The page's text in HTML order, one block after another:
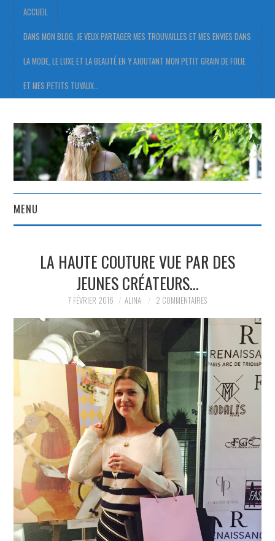
ACCUEIL
DANS MON BLOG, JE VEUX PARTAGER MES TROUVAILLES ET MES ENVIES DANS
LA MODE, LE LUXE ET LA BEAUTÉ EN Y AJOUTANT MON PETIT GRAIN DE FOLIE
ET MES PETITS TUYAUX…
MENU
DANS MON BLOG, JE VEUX
PARTAGER MES
TROUVAILLES ET MES
ENVIES DANS LA MODE, LE
LUXE ET LA BEAUTÉ EN Y
AJOUTANT MON PETIT
GRAIN DE FOLIE ET MES
PETITS TUYAUX…
LA HAUTE COUTURE VUE PAR DES
JEUNES CRÉATEURS…
7 FÉVRIER 2016 ALINA 2 COMMENTAIRES